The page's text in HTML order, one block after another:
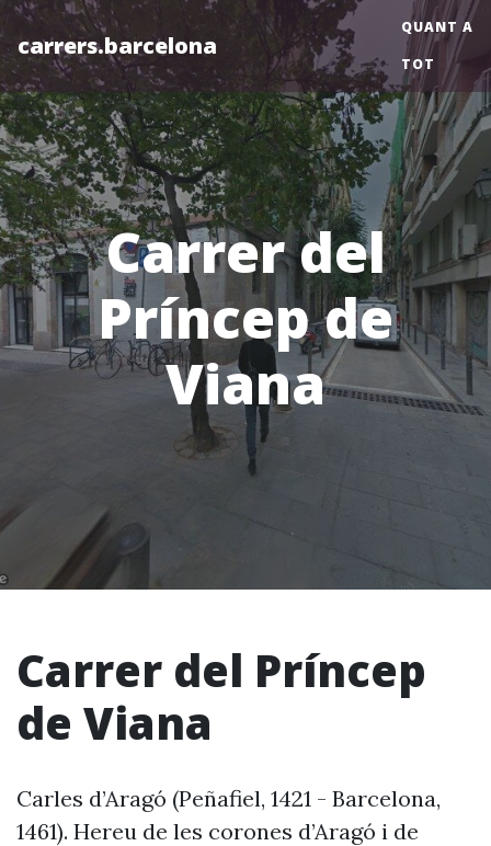
carrers.barcelona
QUANT A
TOT
Carrer del
Príncep de
Viana
Carrer del Príncep
de Viana
Carles d’Aragó (Peñafiel, 1421 - Barcelona,
1461). Hereu de les corones d’Aragó i de